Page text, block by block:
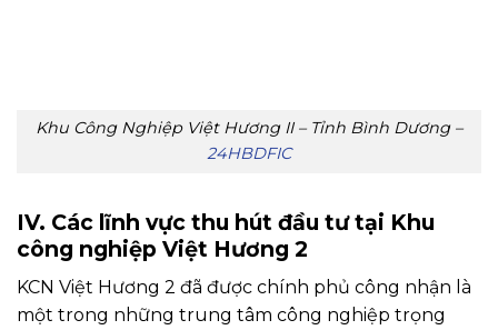
Khu Công Nghiệp Việt Hương II – Tỉnh Bình Dương –
24HBDFIC
IV. Các lĩnh vực thu hút đầu tư tại Khu
công nghiệp Việt Hương 2
KCN Việt Hương 2 đã được chính phủ công nhận là
một trong những trung tâm công nghiệp trọng